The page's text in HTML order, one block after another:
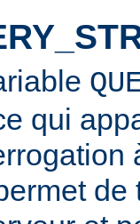
qui
de